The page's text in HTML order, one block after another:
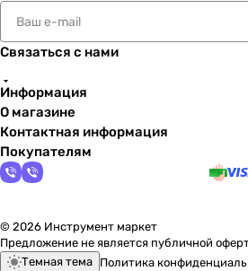
Связаться с нами
Информация
О магазине
Контактная информация
Покупателям
© 2026 Инструмент маркет
Предложение не является публичной
Темная тема Политика